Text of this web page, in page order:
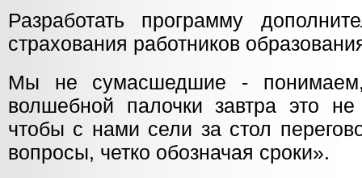
Разработать программу
страхования работников
Мы не сумасшедшие -
волшебной палочки завтра это
чтобы с нами сели за стол
вопросы, четко обозначая сроки».